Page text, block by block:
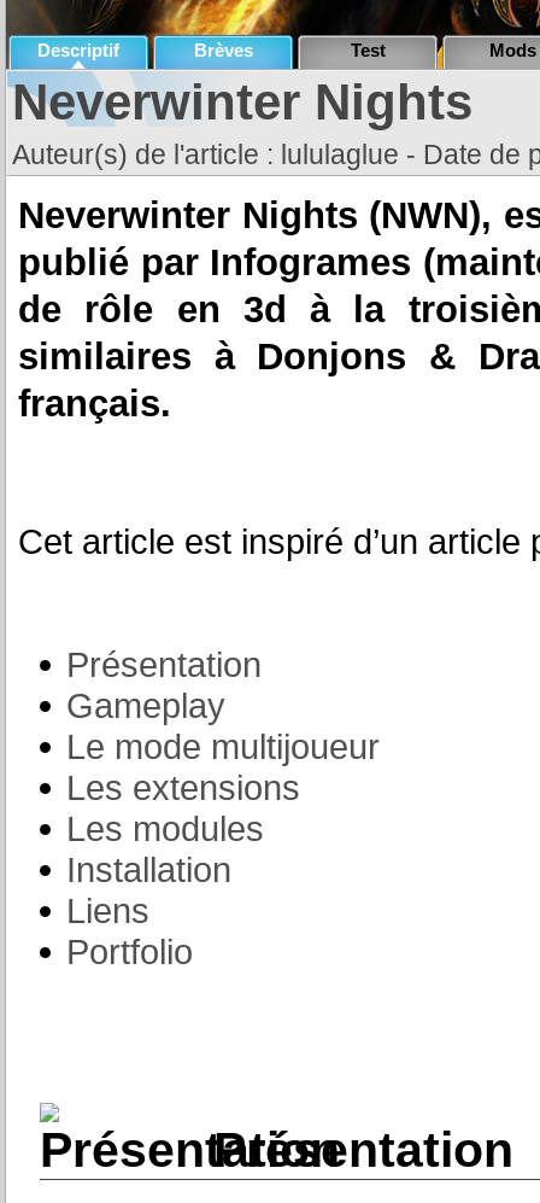
Descriptif Brèves Test Mods
Neverwinter Nights
Auteur(s) de l'article : lululaglue - Date de
Neverwinter Nights (NWN),
publié par Infogrames
de rôle en 3d à la
similaires à Donjons &
français.
Cet article est inspiré d’un
Présentation
Gameplay
Le mode multijoueur
Les extensions
Les modules
Installation
Liens
Portfolio
Présentation